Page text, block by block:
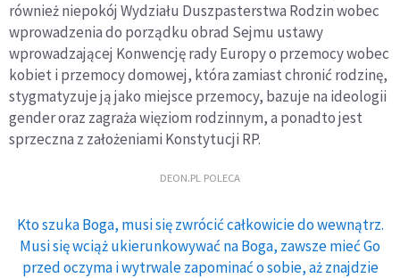
również niepokój Wydziału Duszpasterstwa Rodzin wobec
wprowadzenia do porządku obrad Sejmu ustawy
wprowadzającej Konwencję rady Europy o przemocy wobec
kobiet i przemocy domowej, która zamiast chronić rodzinę,
stygmatyzuje ją jako miejsce przemocy, bazuje na ideologii
gender oraz zagraża więziom rodzinnym, a ponadto jest
sprzeczna z założeniami Konstytucji RP.
DEON.PL POLECA
Kto szuka Boga, musi się zwrócić całkowicie do wewnątrz.
Musi się wciąż ukierunkowywać na Boga, zawsze mieć Go
przed oczyma i wytrwale zapominać o sobie, aż znajdzie